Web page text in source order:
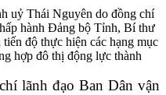
uỷ Thái Nguyên do đồng chí
hành Đảng bộ Tỉnh, Bí thư
độ thực hiện các hạng mục
hợp đô thị động lực thành
lãnh đạo Ban Dân vận